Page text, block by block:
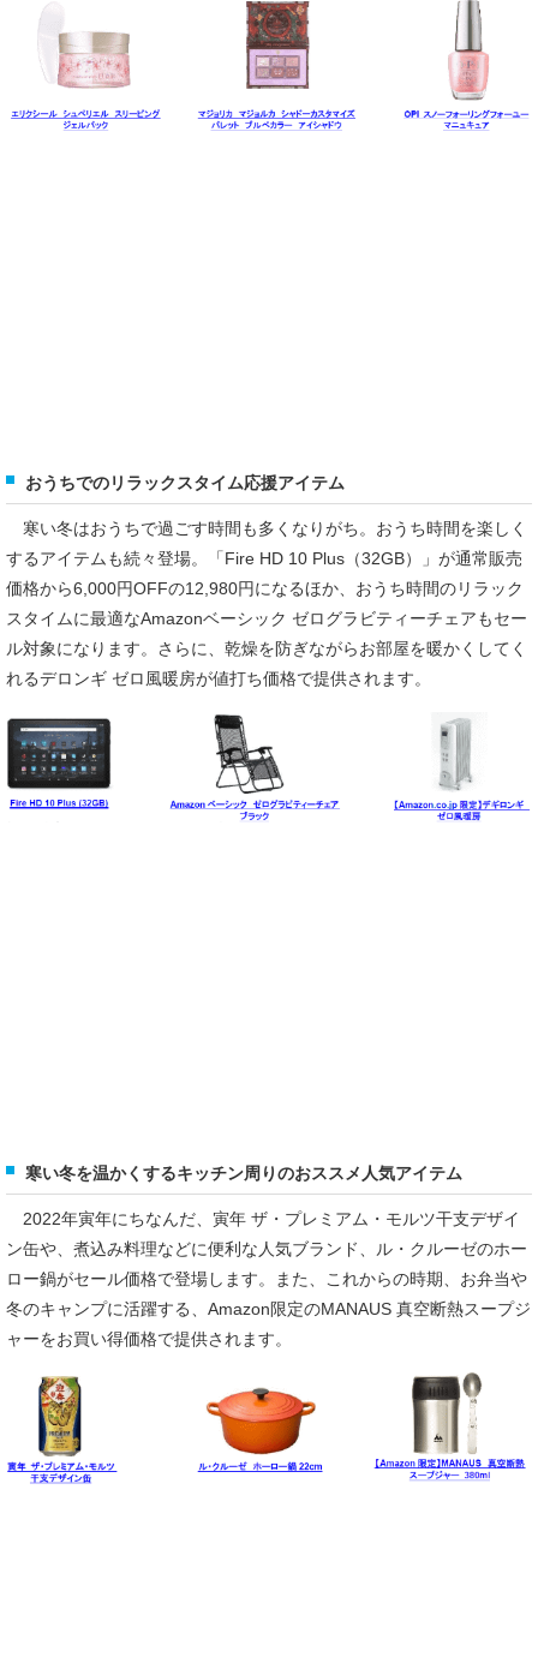
おうちでのリラックスタイム応援アイテム
寒い冬はおうちで過ごす時間も多くなりがち。おうち時間を楽しく
するアイテムも続々登場。「Fire HD 10 Plus（32GB）」が通常販売
価格から6,000円OFFの12,980円になるほか、おうち時間のリラック
スタイムに最適なAmazonベーシック ゼログラビティーチェアもセー
ル対象になります。さらに、乾燥を防ぎながらお部屋を暖かくしてく
れるデロンギ ゼロ風暖房が値打ち価格で提供されます。
寒い冬を温かくするキッチン周りのおススメ人気アイテム
2022年寅年にちなんだ、寅年 ザ・プレミアム・モルツ干支デザイ
ン缶や、煮込み料理などに便利な人気ブランド、ル・クルーゼのホー
ロー鍋がセール価格で登場します。また、これからの時期、お弁当や
冬のキャンプに活躍する、Amazon限定のMANAUS 真空断熱スープジ
ャーをお買い得価格で提供されます。